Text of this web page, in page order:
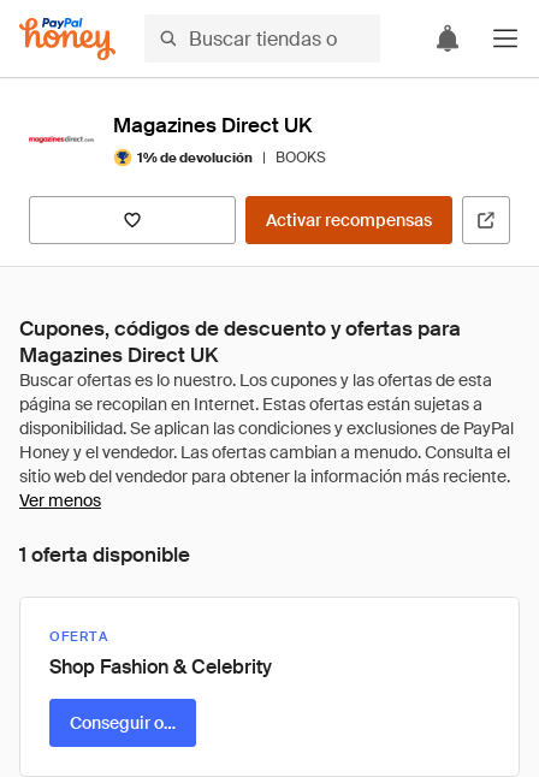
Magazines Direct UK
1% de devolución | BOOKS
Activar recompensas
Cupones, códigos de descuento y ofertas para
Magazines Direct UK
Ver menos
1 oferta disponible
OFERTA
Shop Fashion & Celebrity
Conseguir oferta